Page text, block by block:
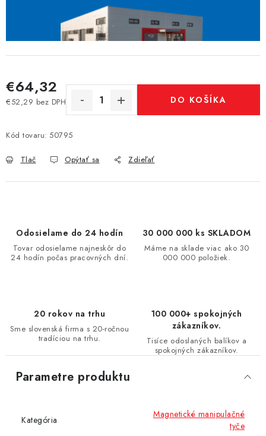
€64,32
€52,29 bez DPH
Jednotková cena:
DO KOŠÍKA
Kód tovaru: 50795
Tlač Opýtať sa Zdieľať
Odosielame do 24 hodín
Tovar odosielame najneskôr do
24 hodín počas pracovných dní.
30 000 000 ks SKLADOM
Máme na sklade viac ako 30
000 000 položiek.
20 rokov na trhu
Sme slovenská firma s 20-ročnou
tradíciou na trhu.
100 000+ spokojných
zákazníkov.
Tisíce odoslaných balíkov a
spokojných zákazníkov.
Parametre produktu
Kategória
Magnetické manipulačné
tyče